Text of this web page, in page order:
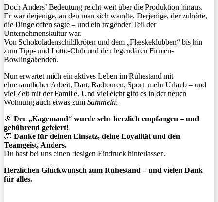
Doch Anders’ Bedeutung reicht weit über die Produktion hinaus.
Er war derjenige, an den man sich wandte. Derjenige, der zuhörte,
die Dinge offen sagte – und ein tragender Teil der
Unternehmenskultur war.
Von Schokoladenschildkröten und dem „Flæskeklubben“ bis hin
zum Tipp- und Lotto-Club und den legendären Firmen-
Bowlingabenden.
Nun erwartet mich ein aktives Leben im Ruhestand mit
ehrenamtlicher Arbeit, Dart, Radtouren, Sport, mehr Urlaub – und
viel Zeit mit der Familie. Und vielleicht gibt es in der neuen
Wohnung auch etwas zum Sammeln.
🎉 Der „Kagemand“ wurde sehr herzlich empfangen – und
gebührend gefeiert!
👏 Danke für deinen Einsatz, deine Loyalität und den
Teamgeist, Anders.
Du hast bei uns einen riesigen Eindruck hinterlassen.
Herzlichen Glückwunsch zum Ruhestand – und vielen Dank
für alles.